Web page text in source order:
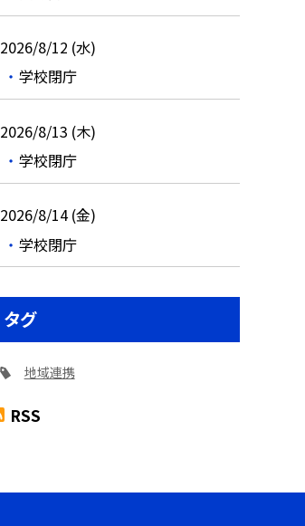
2026/8/12 (水)
学校閉庁
2026/8/13 (木)
学校閉庁
2026/8/14 (金)
学校閉庁
タグ
地域連携
RSS